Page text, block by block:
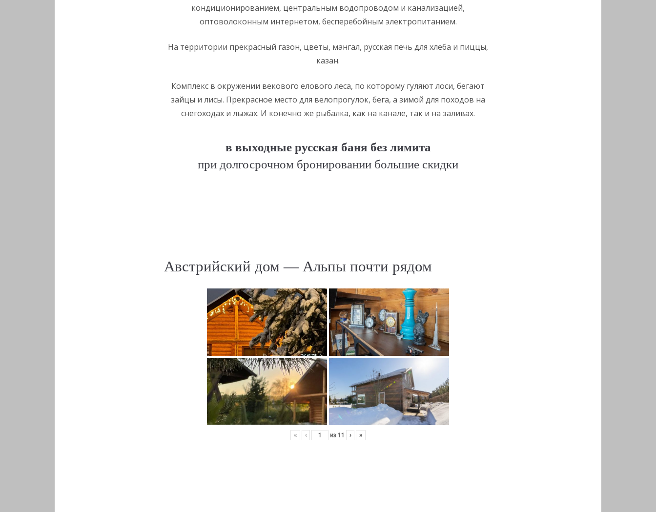
кондиционированием, центральным водопроводом и канализацией,
оптоволоконным интернетом, бесперебойным электропитанием.
На территории прекрасный газон, цветы, мангал, русская печь для хлеба и пиццы,
казан.
Комплекс в окружении векового елового леса, по которому гуляют лоси, бегают
зайцы и лисы. Прекрасное место для велопрогулок, бега, а зимой для походов на
снегоходах и лыжах. И конечно же рыбалка, как на канале, так и на заливах.
в выходные русская баня без лимита
при долгосрочном бронировании большие скидки
Австрийский дом — Альпы почти рядом
« ‹ из 11 › »